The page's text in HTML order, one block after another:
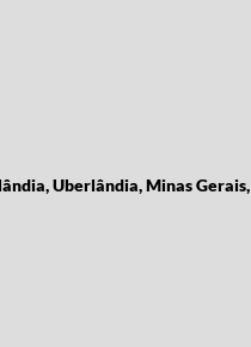
Uberlândia, Minas Gerais,